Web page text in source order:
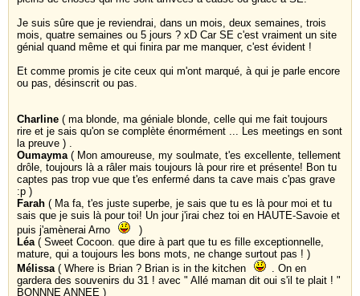
Je suis sûre que je reviendrai, dans un mois, deux semaines, trois
mois, quatre semaines ou 5 jours ? xD Car SE c'est vraiment un site
génial quand même et qui finira par me manquer, c'est évident !
Et comme promis je cite ceux qui m'ont marqué, à qui je parle encore
ou pas, désinscrit ou pas.
Charline ( ma blonde, ma géniale blonde, celle qui me fait toujours
rire et je sais qu'on se complète énormément ... Les meetings en sont
la preuve ) .
Oumayma( Mon amoureuse, my soulmate, t'es excellente, tellement
drôle, toujours là a râler mais toujours là pour rire et présente! Bon tu
captes pas trop vue que t'es enfermé dans ta cave mais c'pas grave
:p )
Farah ( Ma fa, t'es juste superbe, je sais que tu es là pour moi et tu
sais que je suis là pour toi! Un jour j'irai chez toi en HAUTE-Savoie et
puis j'amènerai Arno
)
Léa ( Sweet Cocoon. que dire à part que tu es fille exceptionnelle,
mature, qui a toujours les bons mots, ne change surtout pas ! )
Mélissa( Where is Brian ? Brian is in the kitchen
. On en
gardera des souvenirs du 31 ! avec " Allé maman dit oui s'il te plait ! "
BONNNE ANNEE )